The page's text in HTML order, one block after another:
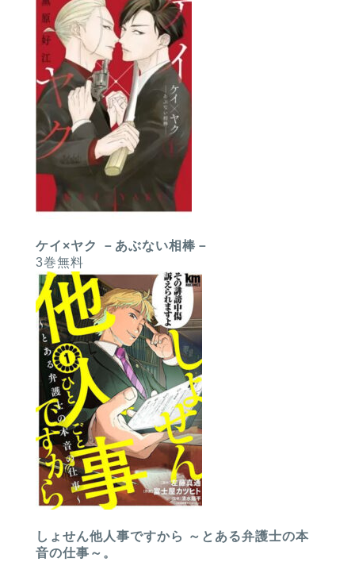
ケイ×ヤク －あぶない相棒－
3巻無料
しょせん他人事ですから ～とある弁護士の本
音の仕事～。